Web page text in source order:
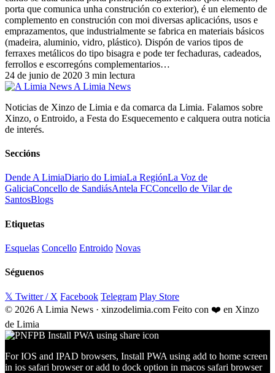
porta que comunica unha construción co exterior), é un elemento de
complemento en construción con moi diversas aplicacións, usos e
emprazamentos, que industrialmente se fabrica en materiais básicos
(madeira, aluminio, vidro, plástico). Dispón de varios tipos de
ferraxes metálicos do tipo bisagra e pode ter fechaduras, cadeados,
ferrollos e escorregóns complementarios…
24 de junio de 2020 3 min lectura
A Limia News
Noticias de Xinzo de Limia e da comarca da Limia. Falamos sobre
Xinzo, o Entroido, a Festa do Esquecemento e calquera outra noticia
de interés.
Seccións
Dende A LimiaDiario do LimiaLa RegiónLa Voz de
GaliciaConcello de SandiásAntela FCConcello de Vilar de
SantosBlogs
Etiquetas
Esquelas Concello Entroido Novas
Séguenos
𝕏 Twitter / X Facebook Telegram Play Store
© 2026 A Limia News · xinzodelimia.com Feito con ❤️ en Xinzo
de Limia
For IOS and IPAD browsers, Install PWA using add to home screen
in ios safari browser or add to dock option in macos safari browser